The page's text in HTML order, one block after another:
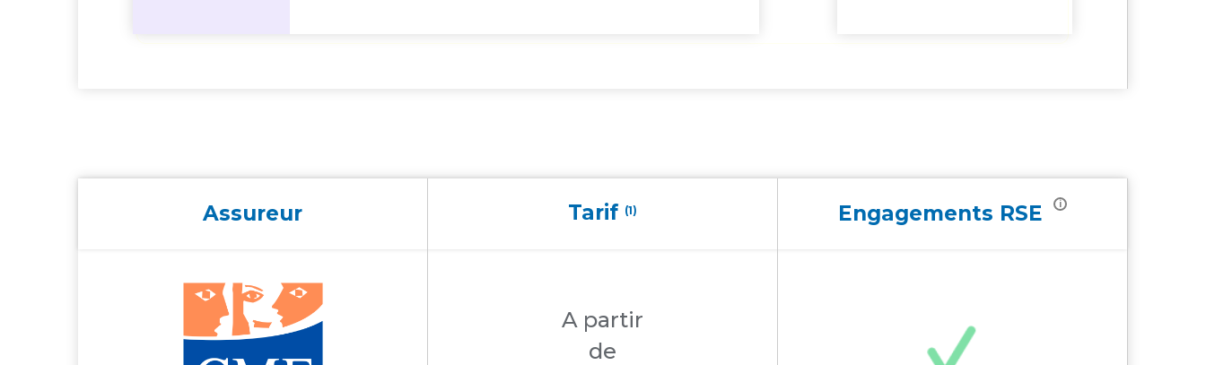
Assureur Tarif (1) Engagements RSE i
A partir
de